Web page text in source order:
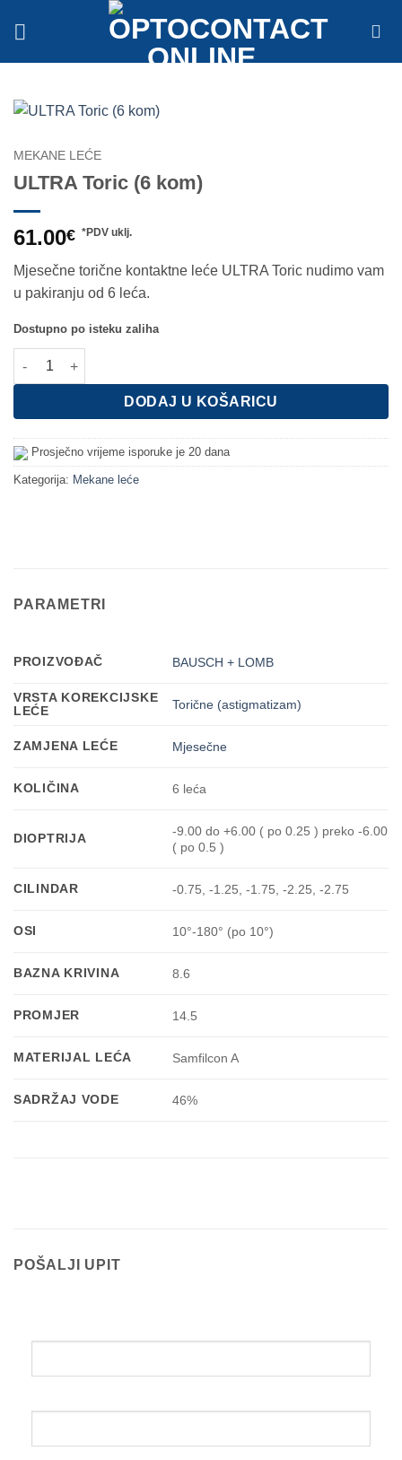
MEKANE LEĆE
ULTRA Toric (6 kom)
61.00€ *PDV uklj.
Mjesečne torične kontaktne leće ULTRA Toric nudimo vam
u pakiranju od 6 leća.
Dostupno po isteku zaliha
ULTRA Toric (6 kom) količina
DODAJ U KOŠARICU
Prosječno vrijeme isporuke je 20 dana
Kategorija: Mekane leće
PARAMETRI
PROIZVOĐAČ BAUSCH + LOMB
VRSTA KOREKCIJSKE
LEĆE
Torične (astigmatizam)
ZAMJENA LEĆE Mjesečne
KOLIČINA 6 leća
DIOPTRIJA
-9.00 do +6.00 ( po 0.25 ) preko -6.00
( po 0.5 )
CILINDAR -0.75, -1.25, -1.75, -2.25, -2.75
OSI 10°-180° (po 10°)
BAZNA KRIVINA 8.6
PROMJER 14.5
MATERIJAL LEĆA Samfilcon A
SADRŽAJ VODE 46%
POŠALJI UPIT